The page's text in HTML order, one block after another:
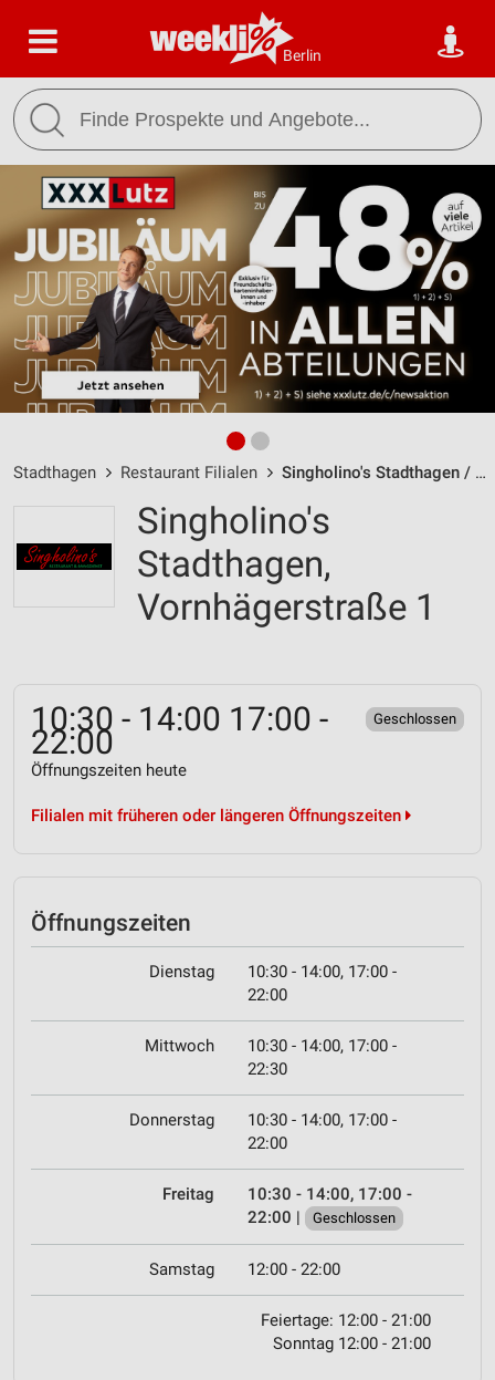
Berlin
Stadthagen Restaurant Filialen Singholino's Stadthagen / Vornhägerstraße 1 - Öffnungszeiten & Adresse
Singholino's
Stadthagen,
Vornhägerstraße 1
10:30 - 14:00 17:00 -
22:00
Geschlossen
Öffnungszeiten heute
Filialen mit früheren oder längeren Öffnungszeiten
Öffnungszeiten
Dienstag
10:30 - 14:00, 17:00 -
22:00
Mittwoch
10:30 - 14:00, 17:00 -
22:30
Donnerstag
10:30 - 14:00, 17:00 -
22:00
Freitag
10:30 - 14:00, 17:00 -
22:00 | Geschlossen
Samstag 12:00 - 22:00
Feiertage: 12:00 - 21:00
Sonntag 12:00 - 21:00